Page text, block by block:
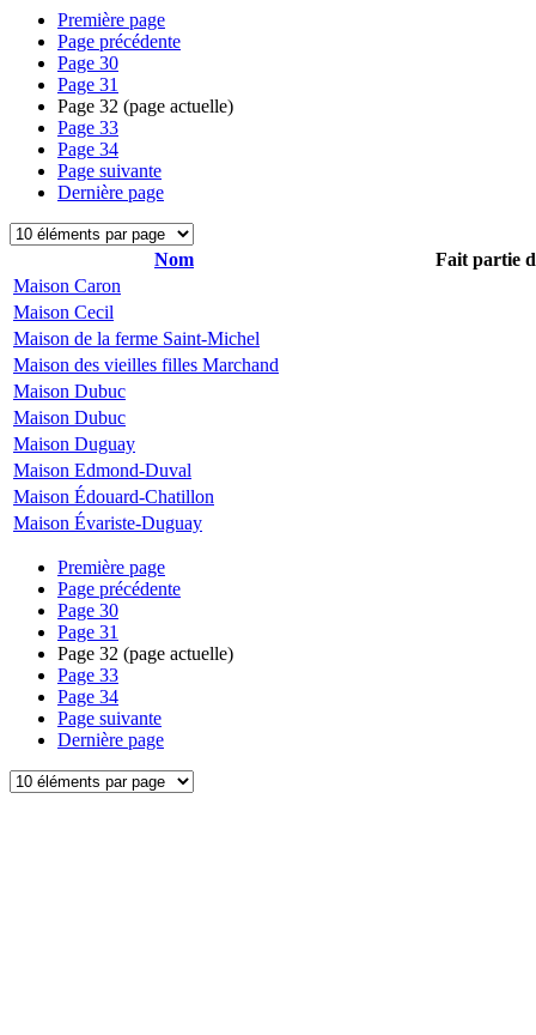
Première page
Page précédente
Page 30
Page 31
Page 32 (page actuelle)
Page 33
Page 34
Page suivante
Dernière page
Nom
Fait partie
Maison Caron
Maison Cecil
Maison de la ferme Saint-Michel
Maison des vieilles filles Marchand
Maison Dubuc
Maison Dubuc
Maison Duguay
Maison Edmond-Duval
Maison Édouard-Chatillon
Maison Évariste-Duguay
Première page
Page précédente
Page 30
Page 31
Page 32 (page actuelle)
Page 33
Page 34
Page suivante
Dernière page